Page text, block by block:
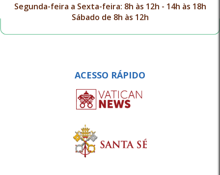
Segunda-feira a Sexta-feira: 8h às 12h - 14h às 18h
Sábado de 8h às 12h
ACESSO RÁPIDO